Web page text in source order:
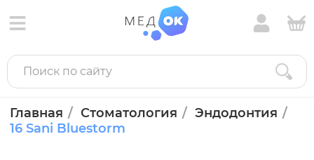
Главная Стоматология
Эндодонтия
16 Sani Bluestorm